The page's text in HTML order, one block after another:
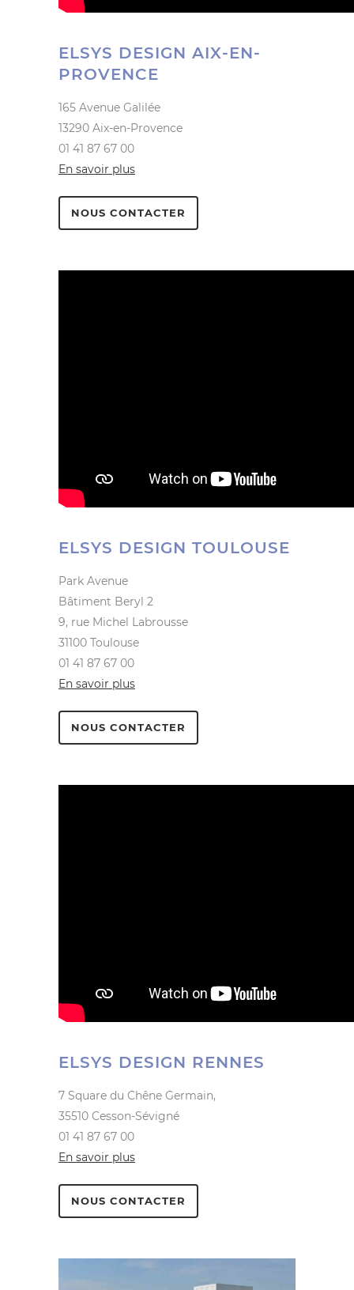
ELSYS DESIGN AIX-EN-
PROVENCE
165 Avenue Galilée
13290 Aix-en-Provence
01 41 87 67 00
En savoir plus
NOUS CONTACTER
ELSYS DESIGN TOULOUSE
Park Avenue
Bâtiment Beryl 2
9, rue Michel Labrousse
31100 Toulouse
01 41 87 67 00
En savoir plus
NOUS CONTACTER
ELSYS DESIGN RENNES
7 Square du Chêne Germain,
35510 Cesson-Sévigné
01 41 87 67 00
En savoir plus
NOUS CONTACTER